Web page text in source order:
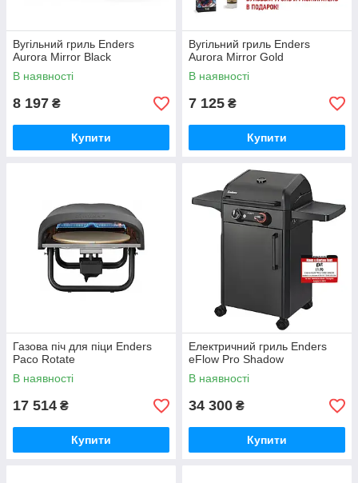
Вугільний гриль Enders
Aurora Mirror Black
В наявності
8 197 ₴
Купити
Вугільний гриль Enders
Aurora Mirror Gold
В наявності
7 125 ₴
Купити
Газова піч для піци Enders
Paco Rotate
В наявності
17 514 ₴
Купити
Електричний гриль Enders
eFlow Pro Shadow
В наявності
34 300 ₴
Купити